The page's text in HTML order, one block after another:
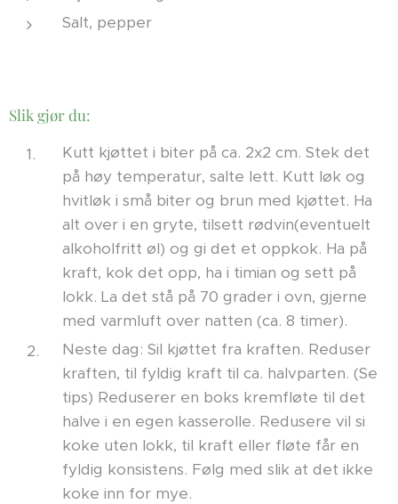
Salt, pepper
Slik gjør du:
Kutt kjøttet i biter på ca. 2x2 cm. Stek det
på høy temperatur, salte lett. Kutt løk og
hvitløk i små biter og brun med kjøttet. Ha
alt over i en gryte, tilsett rødvin(eventuelt
alkoholfritt øl) og gi det et oppkok. Ha på
kraft, kok det opp, ha i timian og sett på
lokk. La det stå på 70 grader i ovn, gjerne
med varmluft over natten (ca. 8 timer).
Neste dag: Sil kjøttet fra kraften. Reduser
kraften, til fyldig kraft til ca. halvparten. (Se
tips) Reduserer en boks kremfløte til det
halve i en egen kasserolle. Redusere vil si
koke uten lokk, til kraft eller fløte får en
fyldig konsistens. Følg med slik at det ikke
koke inn for mye.